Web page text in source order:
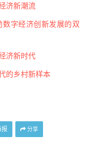
济新潮流
字经济创新发展的双
济新时代
的乡村新样本
分享